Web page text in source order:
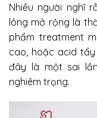
Nhiều người nghĩ
lông mở rộng là
phẩm treatment
cao, hoặc acid tẩy
đây là một sai
nghiêm trọng.